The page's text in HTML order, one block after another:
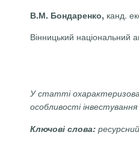
В.М. Бондаренко, канд.
Вінницький національний
У статті
особливості
Ключові слова: